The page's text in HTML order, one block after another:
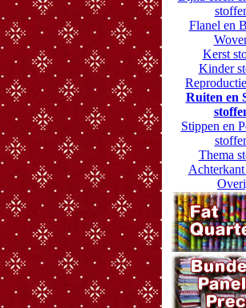
Flanel en
Kerst
Kinder
Ruiten en
Stippen en
Thema